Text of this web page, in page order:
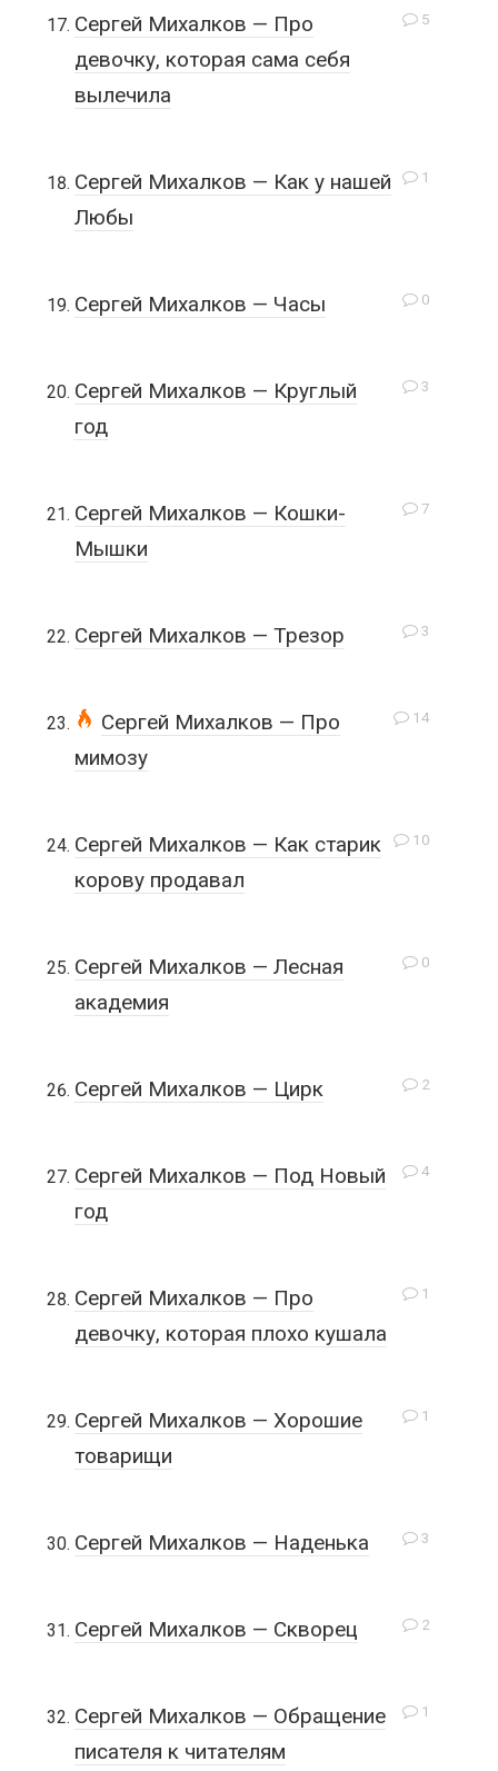
5
Сергей Михалков — Про
девочку, которая сама себя
вылечила
1
Сергей Михалков — Как у нашей
Любы
0
Сергей Михалков — Часы
3
Сергей Михалков — Круглый
год
7
Сергей Михалков — Кошки-
Мышки
3
Сергей Михалков — Трезор
14
Сергей Михалков — Про
мимозу
10
Сергей Михалков — Как старик
корову продавал
0
Сергей Михалков — Лесная
академия
2
Сергей Михалков — Цирк
4
Сергей Михалков — Под Новый
год
1
Сергей Михалков — Про
девочку, которая плохо кушала
1
Сергей Михалков — Хорошие
товарищи
3
Сергей Михалков — Наденька
2
Сергей Михалков — Скворец
1
Сергей Михалков — Обращение
писателя к читателям